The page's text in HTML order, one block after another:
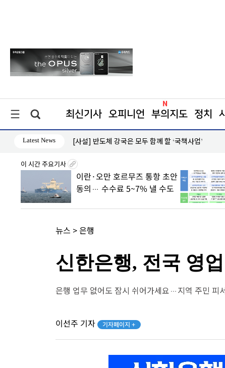
최신기사 오피니언 부의지도 정치
Latest News [사설] 반도체 강국은 모두 함께 할 ‘국책사업’
이 시간 주요기사
이란·오만 호르무즈 통항 초안
동의… 수수료 5~7% 낼 수도
뉴스 > 은행
신한은행, 전국 영
은행 업무 없어도 잠시 쉬어가세요…지역 주민 피
이선주 기자 기자페이지 +